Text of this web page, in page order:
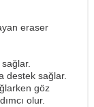
eraser
sağlar.
destek sağlar.
göz
olur.